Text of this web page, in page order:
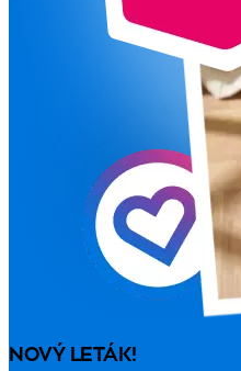
NOVÝ LETÁK!